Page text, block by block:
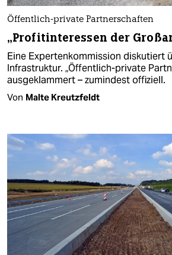
Öffentlich-private Partnerschaften
„Profitinteressen der
Eine Expertenkommission diskutiert
Infrastruktur. „Öffentlich-private
ausgeklammert – zumindest offiziell.
Von Malte Kreutzfeldt